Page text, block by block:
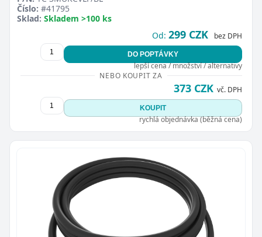
Zavřít
Číslo: #41795
Sklad: Skladem >100 ks
Od: 299 CZK bez DPH
DO POPTÁVKY
lepší cena / množství / alternativy
NEBO KOUPIT ZA
373 CZK vč. DPH
KOUPIT
rychlá objednávka (běžná cena)